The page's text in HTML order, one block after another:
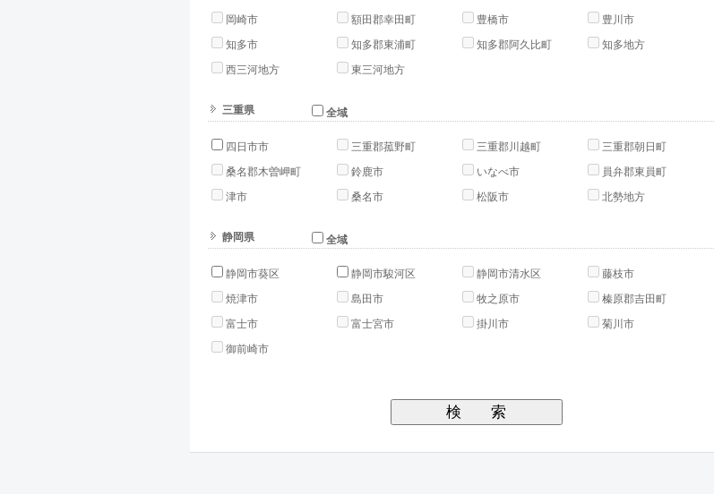
岡崎市
額田郡幸田町 豊橋市
豊川市
知多市
知多郡東浦町 知多郡阿久比町
知多地方
西三河地方
東三河地方
三重県 全域
四日市市 三重郡菰野町 三重郡川越町
三重郡朝日町
桑名郡木曽岬町
鈴鹿市 いなべ市
員弁郡東員町
津市
桑名市 松阪市 北勢地方
静岡県 全域
静岡市葵区 静岡市駿河区 静岡市清水区
藤枝市
焼津市
島田市 牧之原市
榛原郡吉田町
富士市
富士宮市 掛川市
菊川市
御前崎市
検索